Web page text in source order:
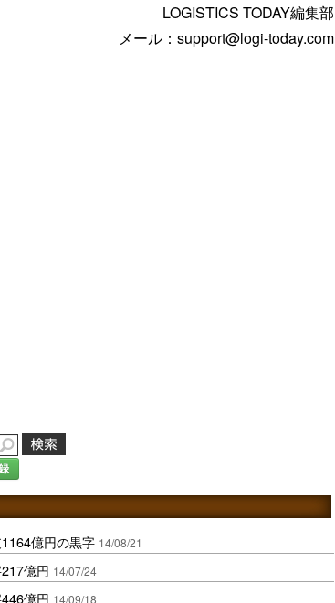
LOGISTICS TODAY編集部
メール：support@logi-today.com
億円の黒字 14/08/21
億円 14/07/24
億円 14/09/18